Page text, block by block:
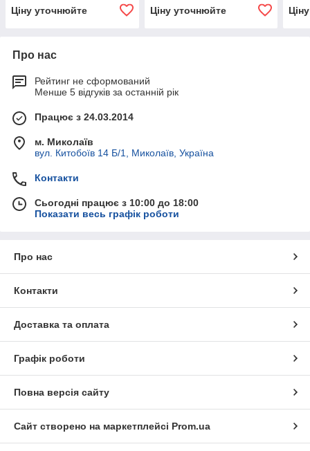
Ціну уточнюйте Ціну уточнюйте
Про нас
Рейтинг не сформований
Менше 5 відгуків за останній рік
Працює з 24.03.2014
м. Миколаїв
вул. Китобоїв 14 Б/1, Миколаїв, Україна
Контакти
Сьогодні працює з 10:00 до 18:00
Показати весь графік роботи
Про нас
Контакти
Доставка та оплата
Графік роботи
Повна версія сайту
Сайт створено на маркетплейсі Prom.ua